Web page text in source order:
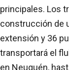
principales. Los
construcción de
extensión y 36
transportará el
en Neuquén,